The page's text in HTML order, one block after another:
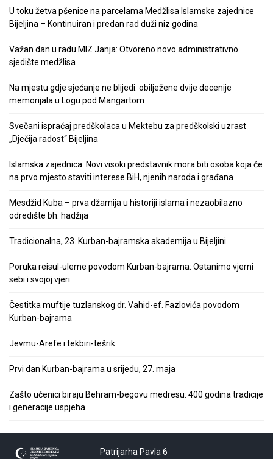
U toku žetva pšenice na parcelama Medžlisa Islamske zajednice
Bijeljina – Kontinuiran i predan rad duži niz godina
Važan dan u radu MIZ Janja: Otvoreno novo administrativno
sjedište medžlisa
Na mjestu gdje sjećanje ne blijedi: obilježene dvije decenije
memorijala u Logu pod Mangartom
Svečani ispraćaj predškolaca u Mektebu za predškolski uzrast
„Dječija radost“ Bijeljina
Islamska zajednica: Novi visoki predstavnik mora biti osoba koja će
na prvo mjesto staviti interese BiH, njenih naroda i građana
Mesdžid Kuba – prva džamija u historiji islama i nezaobilazno
odredište bh. hadžija
Tradicionalna, 23. Kurban-bajramska akademija u Bijeljini
Poruka reisul-uleme povodom Kurban-bajrama: Ostanimo vjerni
sebi i svojoj vjeri
Čestitka muftije tuzlanskog dr. Vahid-ef. Fazlovića povodom
Kurban-bajrama
Jevmu-Arefe i tekbiri-tešrik
Prvi dan Kurban-bajrama u srijedu, 27. maja
Zašto učenici biraju Behram-begovu medresu: 400 godina tradicije
i generacije uspjeha
Patrijarha Pavla 6